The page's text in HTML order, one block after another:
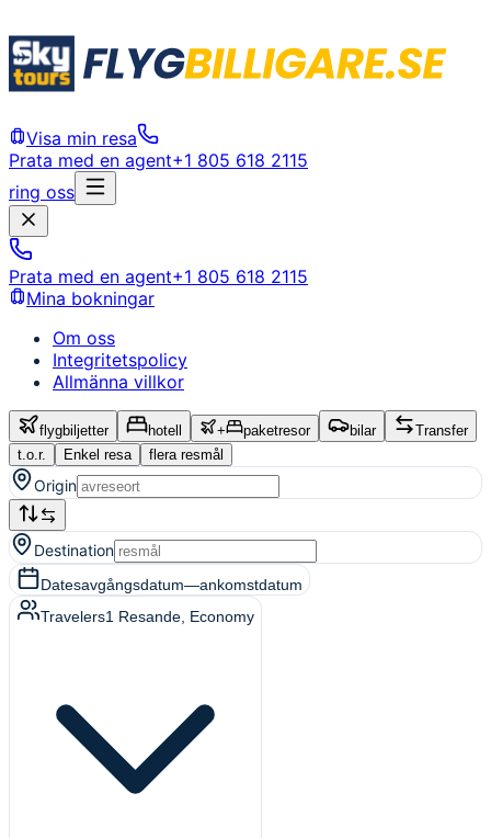
Visa min resa
Prata med en agent+1 805 618 2115
ring oss
Prata med en agent+1 805 618 2115
Mina bokningar
Om oss
Integritetspolicy
Allmänna villkor
flygbiljetter hotell + paketresor bilar
Transfer
t.o.r.
Enkel resa flera resmål
Origin
Destination
Datesavgångsdatum—ankomstdatum
Travelers1 Resande , Economy